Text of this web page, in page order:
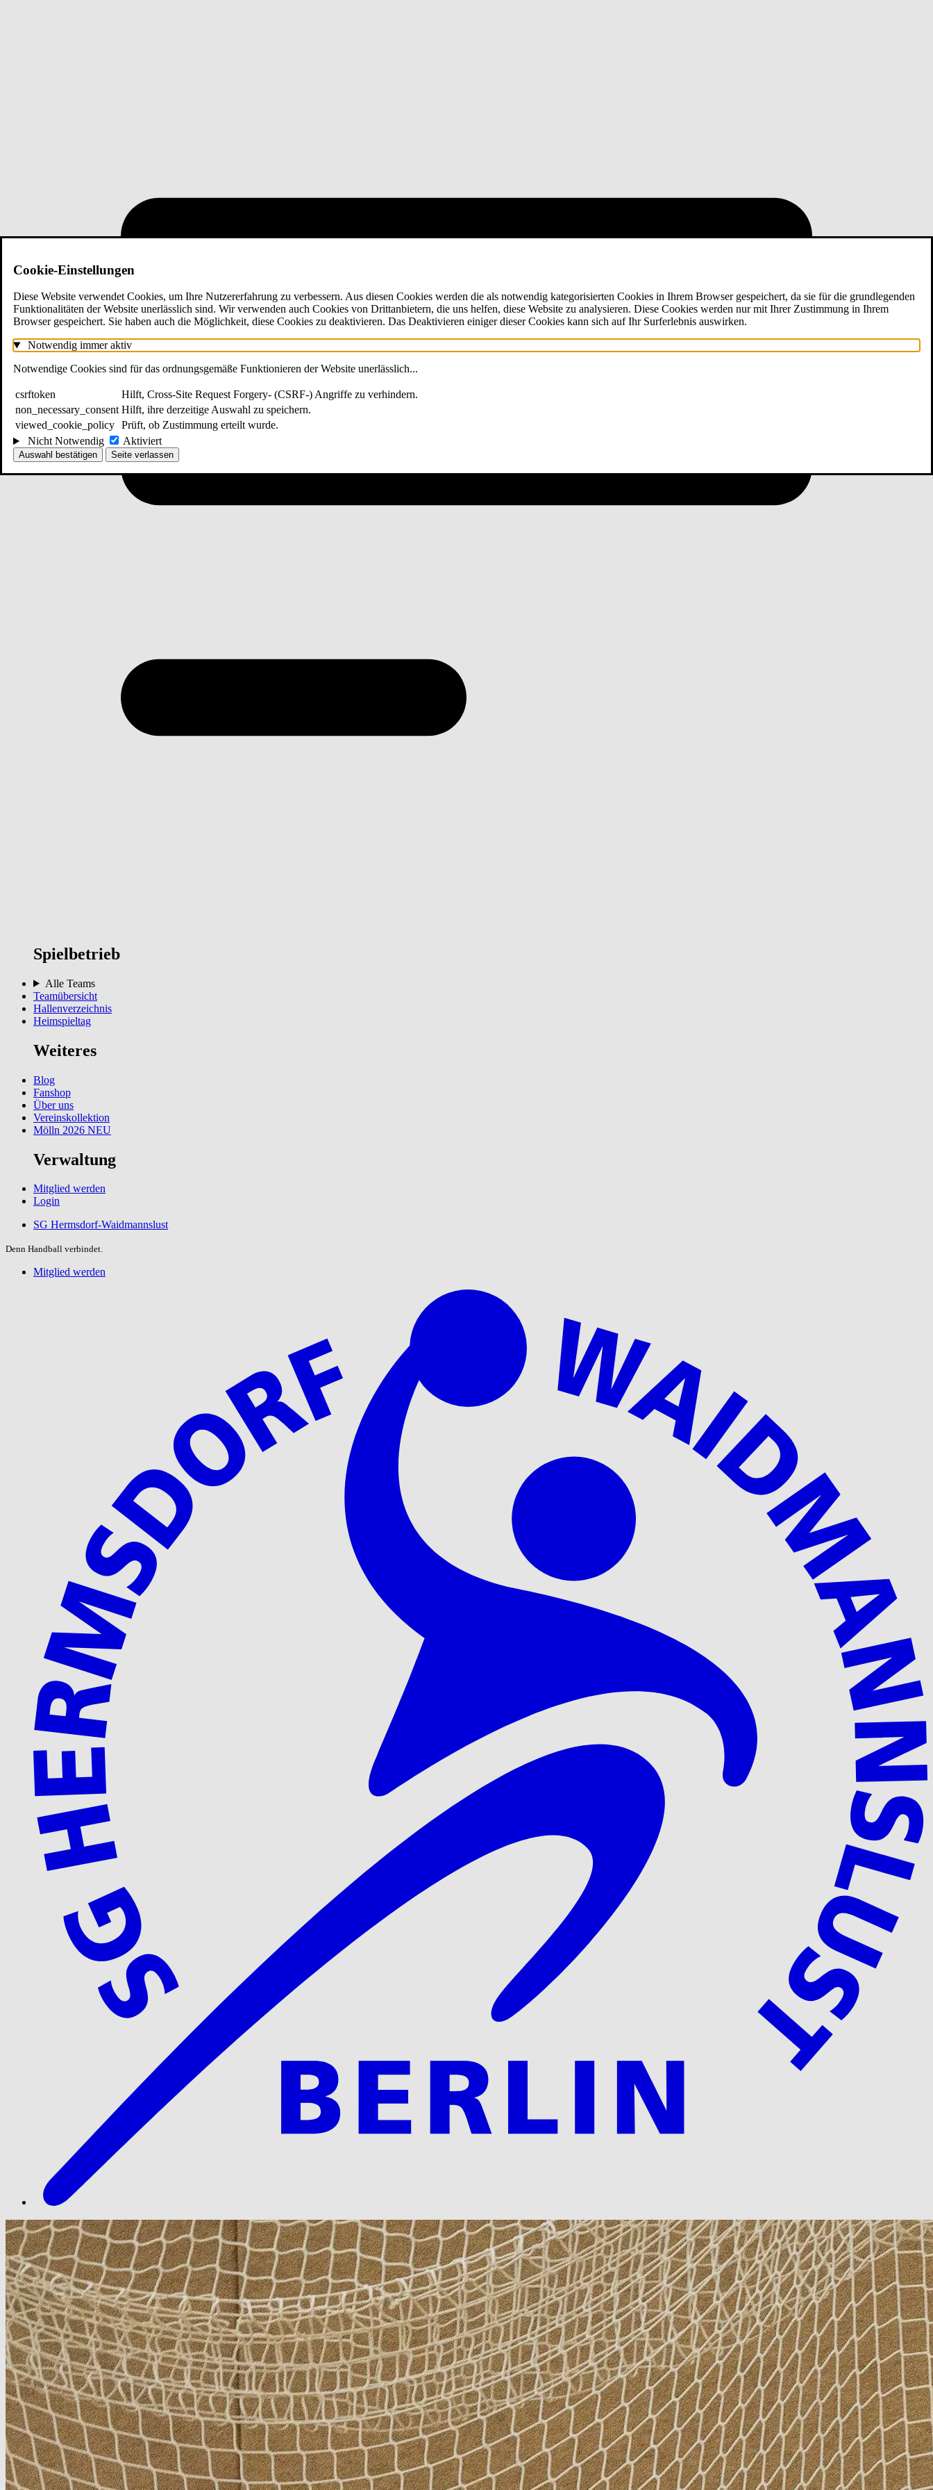
Spielbetrieb
Alle Teams
Teamübersicht
Hallenverzeichnis
Heimspieltag
Weiteres
Blog
Fanshop
Über uns
Vereinskollektion
Mölln 2026 NEU
Verwaltung
Mitglied werden
Login
SG Hermsdorf-Waidmannslust
Denn Handball verbindet.
Mitglied werden
Cookie-Einstellungen
Diese Website verwendet Cookies, um Ihre Nutzererfahrung zu verbessern. Aus diesen Cookies werden die als notwendig kategorisierten Cookies in Ihrem Browser gespeichert, da sie für die grundlegenden
Funktionalitäten der Website unerlässlich sind. Wir verwenden auch Cookies von Drittanbietern, die uns helfen, diese Website zu analysieren. Diese Cookies werden nur mit Ihrer Zustimmung in Ihrem
Browser gespeichert. Sie haben auch die Möglichkeit, diese Cookies zu deaktivieren. Das Deaktivieren einiger dieser Cookies kann sich auf Ihr Surferlebnis auswirken.
Notwendig immer aktiv
Notwendige Cookies sind für das ordnungsgemäße Funktionieren der Website unerlässlich...
csrftoken
Hilft, Cross-Site Request Forgery- (CSRF-) Angriffe zu verhindern.
non_necessary_consent Hilft, ihre derzeitige Auswahl zu speichern.
viewed_cookie_policy Prüft, ob Zustimmung erteilt wurde.
Nicht Notwendig
Aktiviert
Auswahl bestätigen Seite verlassen